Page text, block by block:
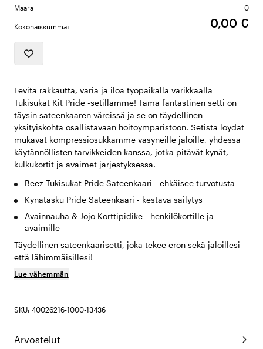
Määrä 0
Kokonaissumma: 0,00 €
Levitä rakkautta, väriä ja iloa työpaikalla värikkäällä
Tukisukat Kit Pride -setillämme! Tämä fantastinen setti on
täysin sateenkaaren väreissä ja se on täydellinen
yksityiskohta osallistavaan hoitoympäristöön. Setistä löydät
mukavat kompressiosukkamme väsyneille jaloille, yhdessä
käytännöllisten tarvikkeiden kanssa, jotka pitävät kynät,
kulkukortit ja avaimet järjestyksessä.
Beez Tukisukat Pride Sateenkaari - ehkäisee turvotusta
Kynätasku Pride Sateenkaari - kestävä säilytys
Avainnauha & Jojo Korttipidike - henkilökortille ja
avaimille
Täydellinen sateenkaarisetti, joka tekee eron sekä jaloillesi
että lähimmäisillesi!
Lue vähemmän
SKU: 40026216-1000-13436
Arvostelut